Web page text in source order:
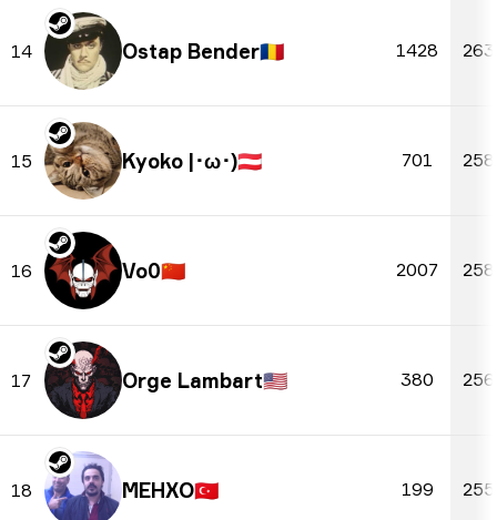
14 Ostap Bender🇷🇴 1428
15 Kyoko |･ω･)🇦🇹 701
16 Vo0🇨🇳 2007
17 Orge Lambart🇺🇸 380
18 MEHXO🇹🇷 199